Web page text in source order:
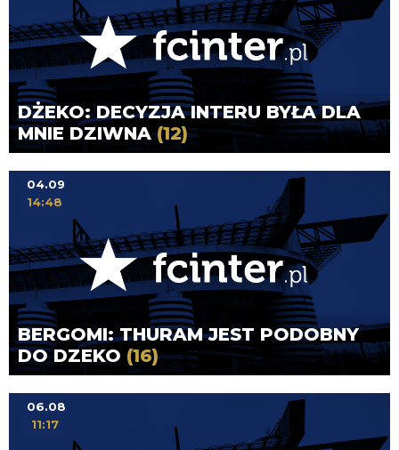
DŻEKO: DECYZJA INTERU BYŁA DLA
MNIE DZIWNA(12)
BERGOMI: THURAM JEST PODOBNY
DO DZEKO (16)
04.09
14:48
06.08
11:17